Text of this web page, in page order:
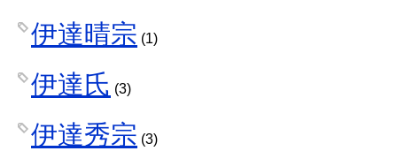
伊達晴宗 (1)
伊達氏 (3)
伊達秀宗 (3)